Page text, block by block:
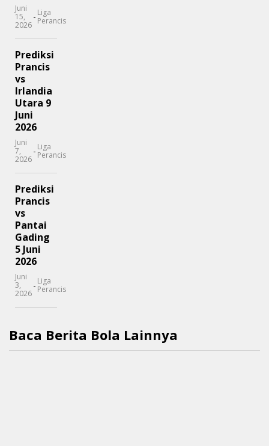
Juni
15,
2026
- Liga
Perancis
Prediksi
Prancis
vs
Irlandia
Utara 9
Juni
2026
Juni
7,
2026
- Liga
Perancis
Prediksi
Prancis
vs
Pantai
Gading
5 Juni
2026
Juni
3,
2026
- Liga
Perancis
Baca Berita Bola Lainnya